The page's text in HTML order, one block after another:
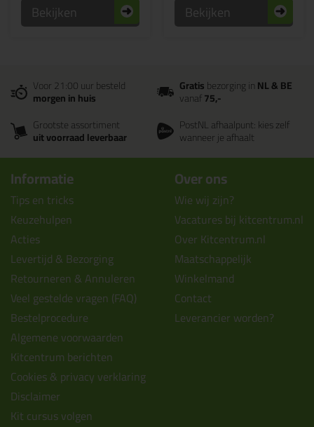
Bekijken Bekijken
Voor 21:00 uur besteld
morgen in huis
Gratisbezorging inNL & BE
vanaf75,-
Grootste assortiment
uit voorraad leverbaar
PostNL afhaalpunt: kies zelf
wanneer je afhaalt
Informatie
Tips en tricks
Keuzehulpen
Acties
Levertijd & Bezorging
Retourneren & Annuleren
Veel gestelde vragen (FAQ)
Bestelprocedure
Algemene voorwaarden
Kitcentrum berichten
Cookies & privacy verklaring
Disclaimer
Kit cursus volgen
Over ons
Wie wij zijn?
Vacatures bij kitcentrum.nl
Over Kitcentrum.nl
Maatschappelijk
Winkelmand
Contact
Leverancier worden?